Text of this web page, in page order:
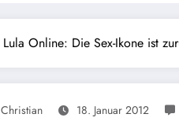
Lula Online: Die Sex-Ikone ist
Christian 18. Januar 2012